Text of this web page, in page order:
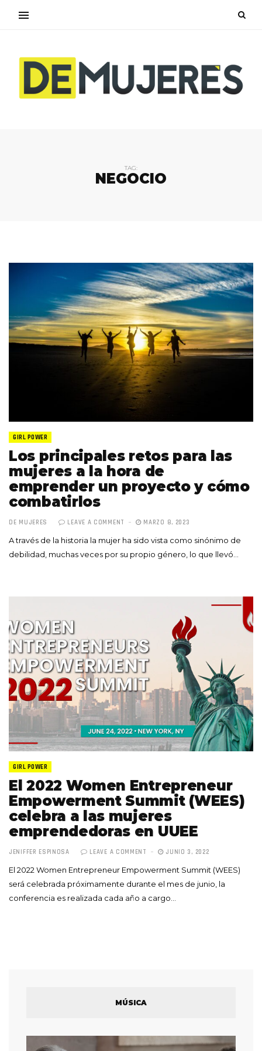
TAG:
NEGOCIO
GIRL POWER
Los principales retos para las
mujeres a la hora de
emprender un proyecto y cómo
combatirlos
DE MUJERES LEAVE A COMMENT MARZO 8, 2023
A través de la historia la mujer ha sido vista como sinónimo de
debilidad, muchas veces por su propio género, lo que llevó…
GIRL POWER
El 2022 Women Entrepreneur
Empowerment Summit (WEES)
celebra a las mujeres
emprendedoras en UUEE
JENIFFER ESPINOSA LEAVE A COMMENT JUNIO 3, 2022
El 2022 Women Entrepreneur Empowerment Summit (WEES)
será celebrada próximamente durante el mes de junio, la
conferencia es realizada cada año a cargo…
MÚSICA